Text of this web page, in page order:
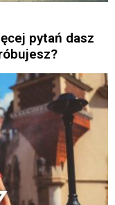
pytań dasz